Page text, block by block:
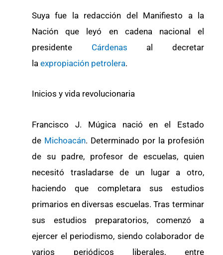
Suya fue la redacción del Manifiesto a la
Nación que leyó en cadena nacional el
presidente Cárdenas al decretar
la expropiación petrolera.
Inicios y vida revolucionaria
Francisco J. Múgica nació en el Estado
de Michoacán. Determinado por la profesión
de su padre, profesor de escuelas, quien
necesitó trasladarse de un lugar a otro,
haciendo que completara sus estudios
primarios en diversas escuelas. Tras terminar
sus estudios preparatorios, comenzó a
ejercer el periodismo, siendo colaborador de
varios periódicos liberales, entre